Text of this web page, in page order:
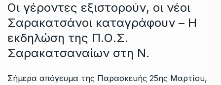
Οι γέροντες εξιστορούν, οι νέοι
Σαρακατσάνοι καταγράφουν – Η
εκδηλώση της Π.Ο.Σ.
Σαρακατσαναίων στη Ν.
Σήμερα απόγευμα της Παρασκευής 25ης Μαρτίου,